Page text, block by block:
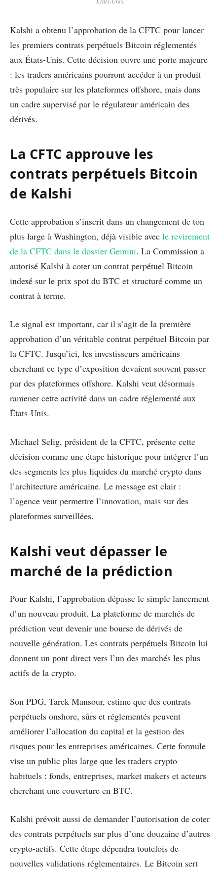
Kalshi a obtenu l’approbation de la CFTC pour lancer
les premiers contrats perpétuels Bitcoin réglementés
aux États-Unis. Cette décision ouvre une porte majeure
: les traders américains pourront accéder à un produit
très populaire sur les plateformes offshore, mais dans
un cadre supervisé par le régulateur américain des
dérivés.
La CFTC approuve les
contrats perpétuels Bitcoin
de Kalshi
Cette approbation s’inscrit dans un changement de ton
plus large à Washington, déjà visible avec le revirement
de la CFTC dans le dossier Gemini. La Commission a
autorisé Kalshi à coter un contrat perpétuel Bitcoin
indexé sur le prix spot du BTC et structuré comme un
contrat à terme.
Le signal est important, car il s’agit de la première
approbation d’un véritable contrat perpétuel Bitcoin par
la CFTC. Jusqu’ici, les investisseurs américains
cherchant ce type d’exposition devaient souvent passer
par des plateformes offshore. Kalshi veut désormais
ramener cette activité dans un cadre réglementé aux
États-Unis.
Michael Selig, président de la CFTC, présente cette
décision comme une étape historique pour intégrer l’un
des segments les plus liquides du marché crypto dans
l’architecture américaine. Le message est clair :
l’agence veut permettre l’innovation, mais sur des
plateformes surveillées.
Kalshi veut dépasser le
marché de la prédiction
Pour Kalshi, l’approbation dépasse le simple lancement
d’un nouveau produit. La plateforme de marchés de
prédiction veut devenir une bourse de dérivés de
nouvelle génération. Les contrats perpétuels Bitcoin lui
donnent un pont direct vers l’un des marchés les plus
actifs de la crypto.
Son PDG, Tarek Mansour, estime que des contrats
perpétuels onshore, sûrs et réglementés peuvent
améliorer l’allocation du capital et la gestion des
risques pour les entreprises américaines. Cette formule
vise un public plus large que les traders crypto
habituels : fonds, entreprises, market makers et acteurs
cherchant une couverture en BTC.
Kalshi prévoit aussi de demander l’autorisation de coter
des contrats perpétuels sur plus d’une douzaine d’autres
crypto-actifs. Cette étape dépendra toutefois de
nouvelles validations réglementaires. Le Bitcoin sert